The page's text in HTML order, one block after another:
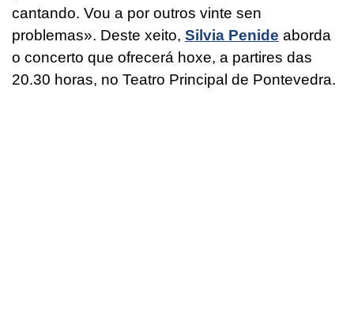
cantando. Vou a por outros vinte sen
problemas». Deste xeito, Silvia Penide aborda
o concerto que ofrecerá hoxe, a partires das
20.30 horas, no Teatro Principal de Pontevedra.